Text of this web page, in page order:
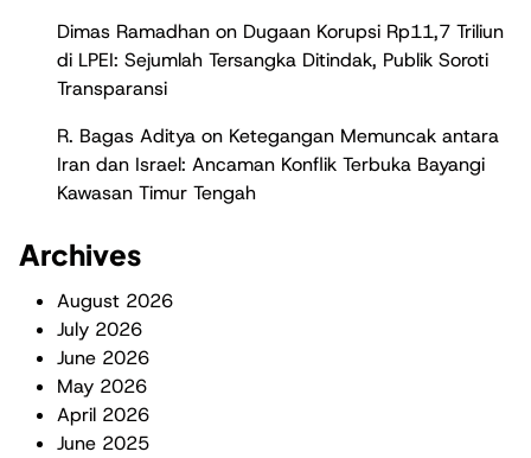
Dimas Ramadhan on Dugaan Korupsi Rp11,7 Triliun
di LPEI: Sejumlah Tersangka Ditindak, Publik Soroti
Transparansi
R. Bagas Aditya on Ketegangan Memuncak antara
Iran dan Israel: Ancaman Konflik Terbuka Bayangi
Kawasan Timur Tengah
Archives
August 2026
July 2026
June 2026
May 2026
April 2026
June 2025